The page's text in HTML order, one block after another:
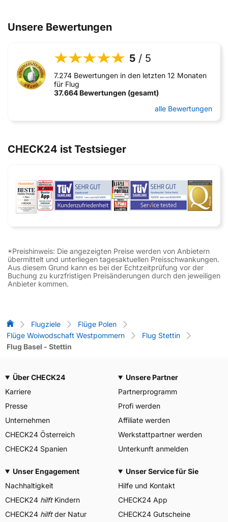
Unsere Bewertungen
5 / 5
7.274 Bewertungen in den letzten 12 Monaten
für Flug
37.664 Bewertungen (gesamt)
alle Bewertungen
CHECK24 ist Testsieger
*Preishinweis: Die angezeigten Preise werden von Anbietern
übermittelt und unterliegen tagesaktuellen Preisschwankungen.
Aus diesem Grund kann es bei der Echtzeitprüfung vor der
Buchung zu kurzfristigen Preisänderungen durch den jeweiligen
Anbieter kommen.
Flug-Vergleich
Flugziele
Flüge Polen
Flüge Woiwodschaft Westpommern
Flug Stettin
Flug Basel - Stettin
Über CHECK24
Karriere
Presse
Unternehmen
CHECK24 Österreich
CHECK24 Spanien
Unsere Partner
Partnerprogramm
Profi werden
Affiliate werden
Werkstattpartner werden
Unterkunft anmelden
Unser Engagement
Nachhaltigkeit
CHECK24 hilftKindern
CHECK24 hilftder Natur
Unser Service für Sie
Hilfe und Kontakt
CHECK24 App
CHECK24 Gutscheine